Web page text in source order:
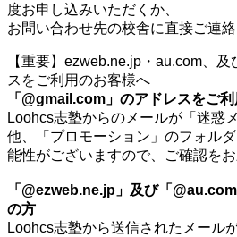
度お申し込みいただくか、
お問い合わせ先の校舎に直接ご連絡
【重要】ezweb.ne.jp・au.com、
スをご利用のお客様へ
「@gmail.com」のアドレスをご
Loohcs志塾からのメールが「迷惑
他、「プロモーション」のフォル
能性がございますので、ご確認をお
「@ezweb.ne.jp」及び「
の方
Loohcs志塾から送信されたメール